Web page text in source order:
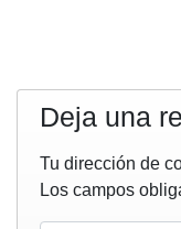
Deja una
Tu dirección de
Los campos